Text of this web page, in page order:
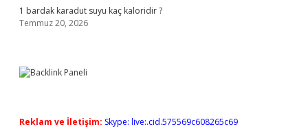
1 bardak karadut suyu kaç kaloridir ?
Temmuz 20, 2026
Reklam ve İletişim: Skype: live:.cid.575569c608265c69